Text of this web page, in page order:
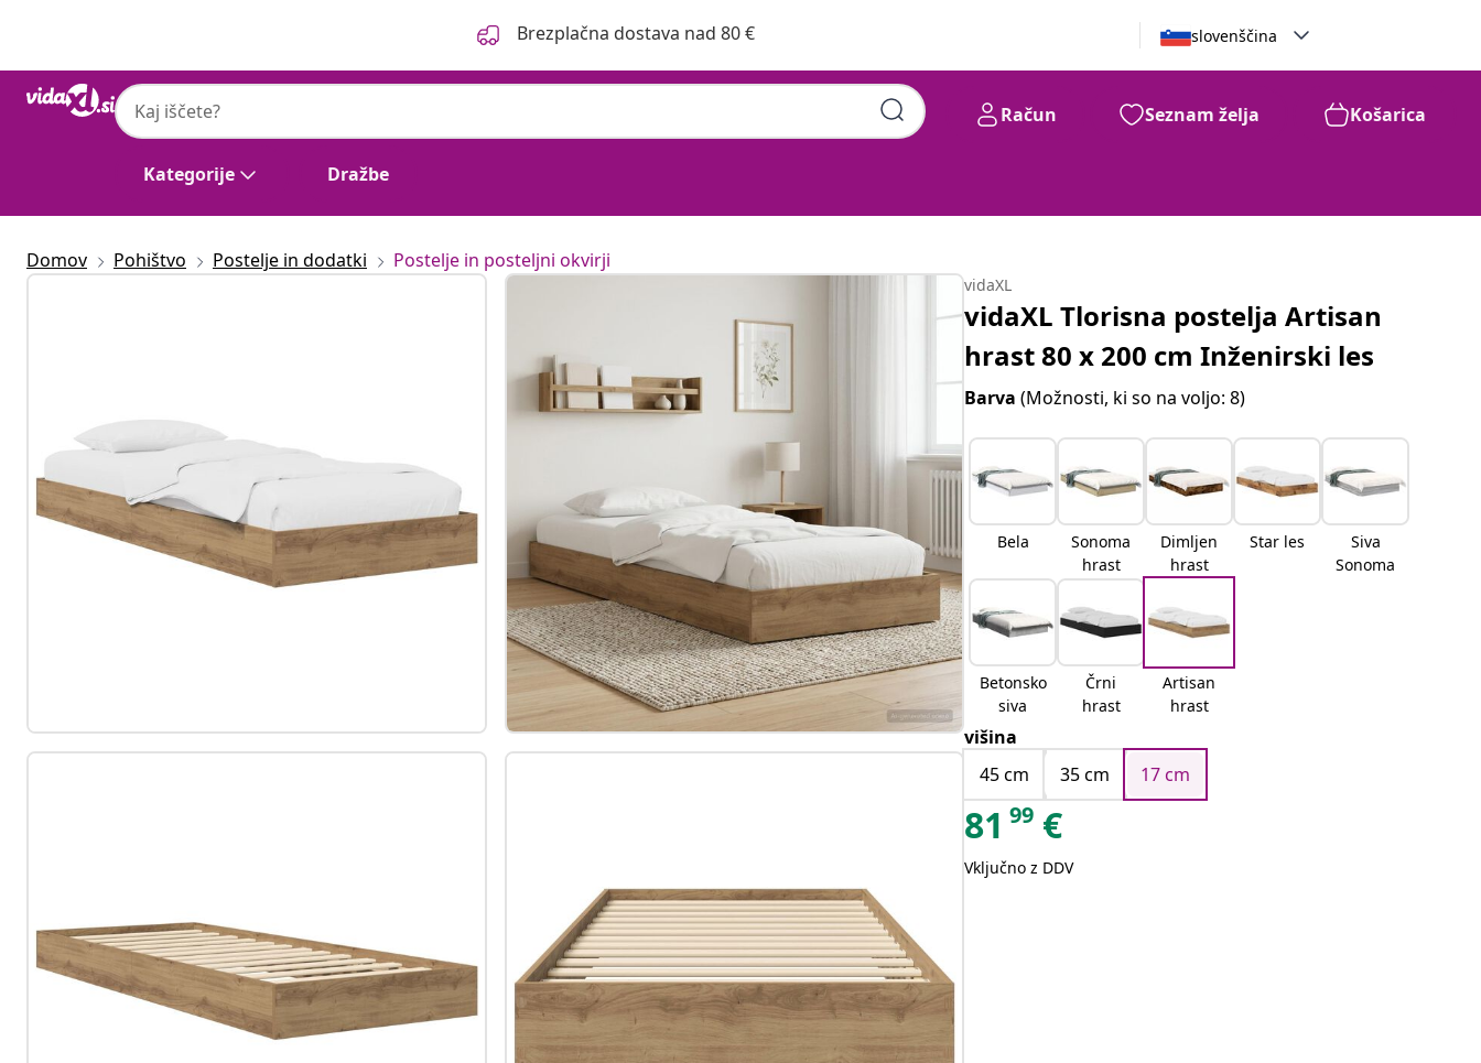
Brezplačna dostava nad 80 € slovenščina
Kategorije Dražbe
Račun Seznam želja Košarica
Domov Pohištvo Postelje in dodatki Postelje in posteljni okvirji
vidaXL
vidaXL Tlorisna postelja Artisan
hrast 80 x 200 cm Inženirski les
Barva(Možnosti, ki so na voljo: 8)
Bela
Sonoma
hrast
Dimljen
hrast
Star les
Siva
Sonoma
Betonsko
siva
Črni
hrast
Artisan
hrast
višina
45 cm
35 cm 17 cm
81 99 €
Vključno z DDV